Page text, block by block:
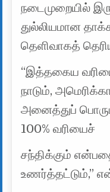
நடைமுறையில்
துல்லியமான
தெளிவாகத்
“இத்தகைய
நாடும்,
அனைத்துப்
100% வரியைச்
சந்திக்கும்
உணர்த்தட்டும்,”